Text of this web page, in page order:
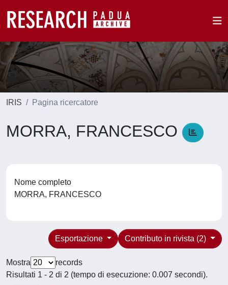
IRIS Pagina ricercatore
MORRA, FRANCESCO
Nome completo
MORRA, FRANCESCO
Contributo in rivista (2)
Esportazione
Mostra
records
Risultati 1 - 2 di 2 (tempo di esecuzione: 0.007 secondi).